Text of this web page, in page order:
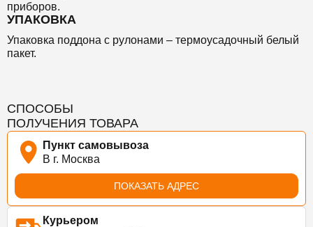
приборов.
УПАКОВКА
Упаковка поддона с рулонами – термоусадочный белый
пакет.
СПОСОБЫ
ПОЛУЧЕНИЯ ТОВАРА
Пункт самовывоза
В г. Москва
ПОКАЗАТЬ АДРЕС
Курьером